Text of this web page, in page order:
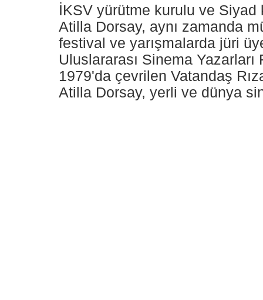
İKSV yürütme kurulu ve
Atilla Dorsay, aynı zamanda
festival ve yarışmalarda jüri
Uluslararası Sinema
1979'da çevrilen Vatandaş
Atilla Dorsay, yerli ve dünya